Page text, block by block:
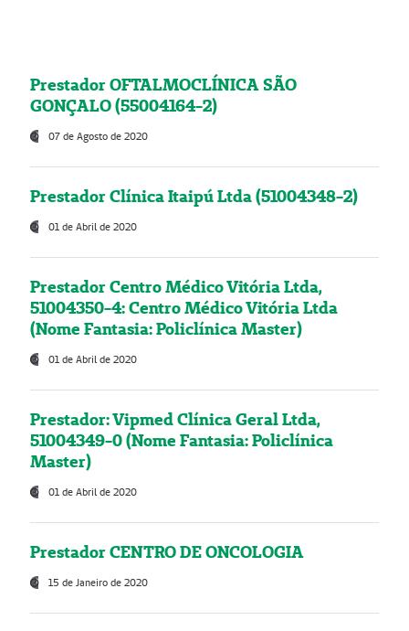
Prestador OFTALMOCLÍNICA SÃO
GONÇALO (55004164-2)
07 de Agosto de 2020
Prestador Clínica Itaipú Ltda (51004348-2)
01 de Abril de 2020
Prestador Centro Médico Vitória Ltda,
51004350-4: Centro Médico Vitória Ltda
(Nome Fantasia: Policlínica Master)
01 de Abril de 2020
Prestador: Vipmed Clínica Geral Ltda,
51004349-0 (Nome Fantasia: Policlínica
Master)
01 de Abril de 2020
Prestador CENTRO DE ONCOLOGIA
15 de Janeiro de 2020